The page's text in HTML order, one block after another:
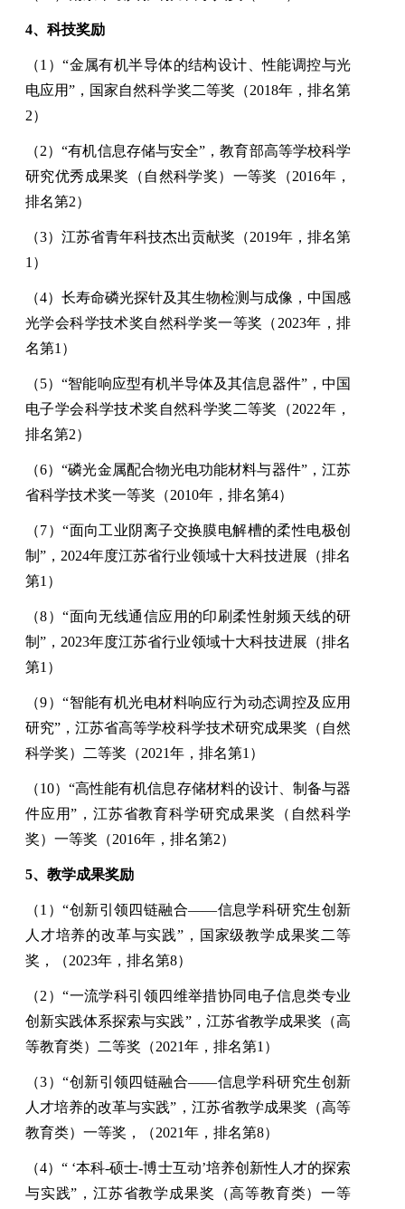
4、科技奖励
（1 ）“金属有机半导体的结构设计、性能调控与光
电应用” ，国家自然科学奖二等奖（2018年，排名第
2）
（2）“有机信息存储与安全” ，教育部高等学校科学
研究优秀成果奖（自然科学奖）一等奖（2016年，
排名第2）
（3）江苏省青年科技杰出贡献奖（2019年，排名第
1 ）
（4）长寿命磷光探针及其生物检测与成像，中国感
光学会科学技术奖自然科学奖一等奖（ 2023年，排
名第1 ）
（5）“智能响应型有机半导体及其信息器件”，中国
电子学会科学技术奖自然科学奖二等奖（2022年，
排名第2）
（6）“磷光金属配合物光电功能材料与器件”，江苏
省科学技术奖一等奖（2010年，排名第4）
（7）“面向工业阴离子交换膜电解槽的柔性电极创
制”， 2024年度江苏省行业领域十大科技进展（排名
第1 ）
（8）“面向无线通信应用的印刷柔性射频天线的研
制”， 2023年度江苏省行业领域十大科技进展（排名
第1 ）
（9）“智能有机光电材料响应行为动态调控及应用
研究” ，江苏省高等学校科学技术研究成果奖（自然
科学奖）二等奖（2021年，排名第1 ）
（10）“高性能有机信息存储材料的设计、制备与器
件应用” ，江苏省教育科学研究成果奖（自然科学
奖）一等奖（2016年，排名第2）
5、教学成果奖励
（1 ）“创新引领 四链融合——信息学科研究生创新
人才培养的改革与实践” ，国家级教学成果奖二等
奖，（2023年，排名第8）
（2 ）“一流学科引领 四维举措协同 电子信息类专业
创新实践体系探索与实践”，江苏省教学成果奖（高
等教育类）二等奖（2021年，排名第1 ）
（3）“创新引领 四链融合——信息学科研究生创新
人才培养的改革与实践” ，江苏省教学成果奖（高等
教育类）一等奖，（2021年，排名第8）
（4）“ ‘本科-硕士-博士互动’培养创新性人才的探索
与实践” ，江苏省教学成果奖（高等教育类）一等